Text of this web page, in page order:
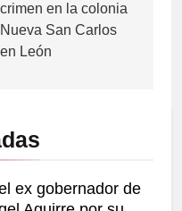
crimen en la colonia
Nueva San Carlos
en León
ex gobernador de